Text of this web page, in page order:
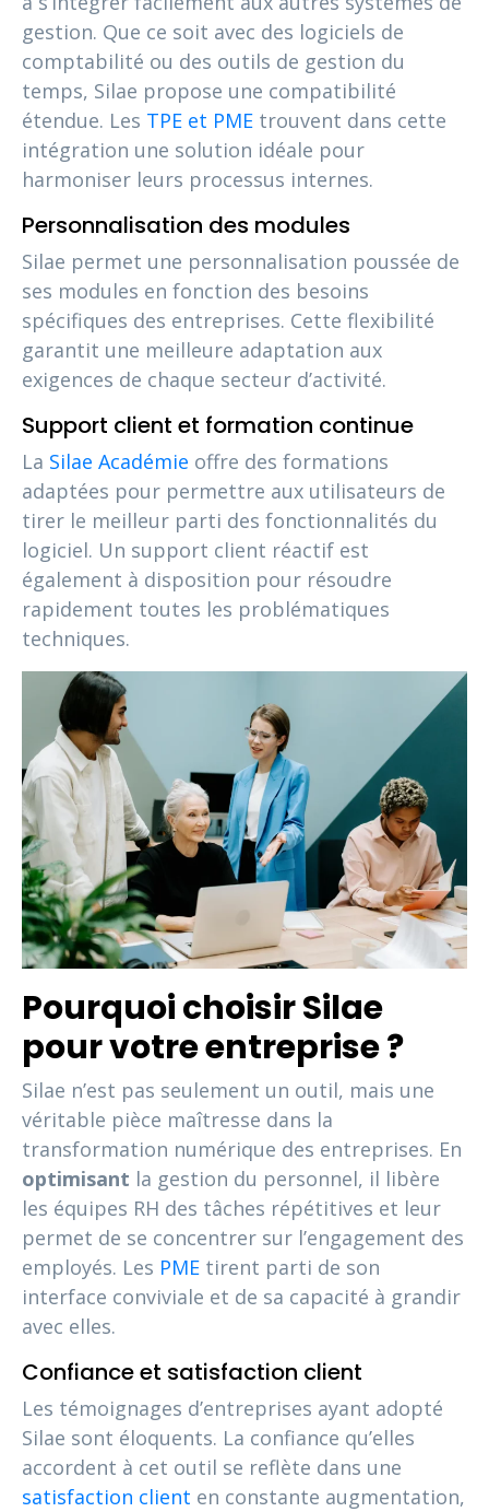
gestion. Que ce soit avec des logiciels de
comptabilité ou des outils de gestion du
temps, Silae propose une compatibilité
étendue. Les TPE et PME trouvent dans cette
intégration une solution idéale pour
harmoniser leurs processus internes.
Personnalisation des modules
Silae permet une personnalisation poussée de
ses modules en fonction des besoins
spécifiques des entreprises. Cette flexibilité
garantit une meilleure adaptation aux
exigences de chaque secteur d’activité.
Support client et formation continue
La Silae Académie offre des formations
adaptées pour permettre aux utilisateurs de
tirer le meilleur parti des fonctionnalités du
logiciel. Un support client réactif est
également à disposition pour résoudre
rapidement toutes les problématiques
techniques.
Pourquoi choisir Silae
pour votre entreprise ?
Silae n’est pas seulement un outil, mais une
véritable pièce maîtresse dans la
transformation numérique des entreprises. En
optimisant la gestion du personnel, il libère
les équipes RH des tâches répétitives et leur
permet de se concentrer sur l’engagement des
employés. Les PME tirent parti de son
interface conviviale et de sa capacité à grandir
avec elles.
Confiance et satisfaction client
Les témoignages d’entreprises ayant adopté
Silae sont éloquents. La confiance qu’elles
accordent à cet outil se reflète dans une
satisfaction client en constante augmentation,